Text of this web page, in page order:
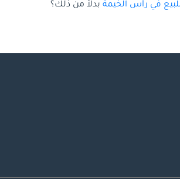
بدلاً من ذلك؟